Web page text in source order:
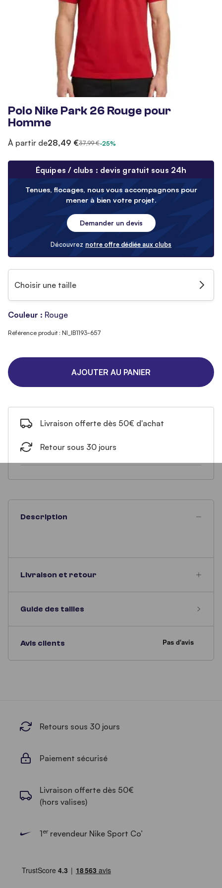
Polo Nike Park 26 Rouge pour
Homme
À partir de28,49 €37,99 €-25%
Équipes / clubs : devis gratuit sous 24h
Tenues, flocages, nous vous accompagnons pour
mener à bien votre projet.
Demander un devis
Découvrez notre offre dédiée aux clubs
Choisir une taille
Couleur : Rouge
Référence produit : NI_IB1193-657
AJOUTER AU PANIER
Livraison offerte dès 50€ d'achat
Retour sous 30 jours
Description
Livraison et retour
Guide des tailles
Avis clients
Retours sous 30 jours
Paiement sécurisé
Livraison offerte dès 50€
(hors valises)
1errevendeur Nike Sport Co’